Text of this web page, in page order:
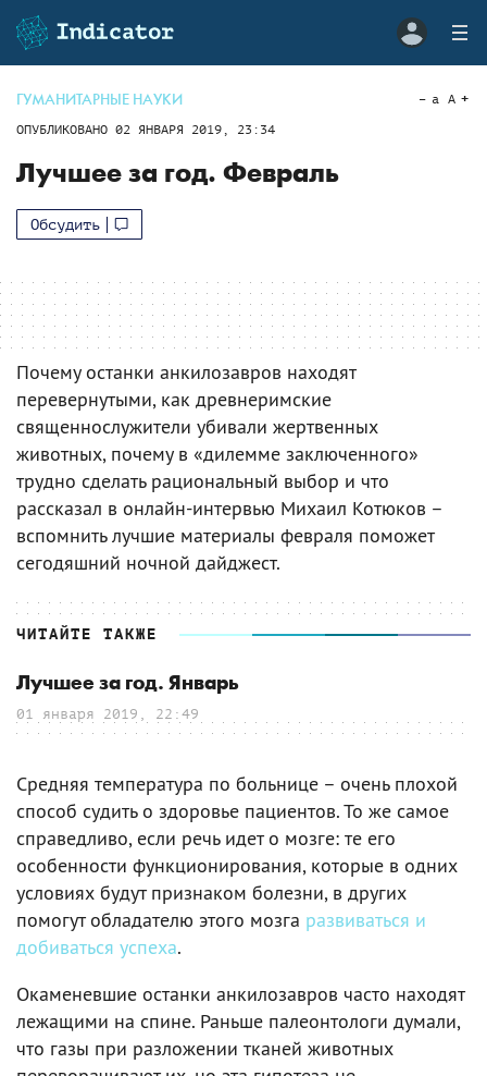
ГУМАНИТАРНЫЕ НАУКИ
ОПУБЛИКОВАНО 02 ЯНВАРЯ 2019, 23:34
a A
Лучшее за год. Февраль
Обсудить
Почему останки анкилозавров находят
перевернутыми, как древнеримские
священнослужители убивали жертвенных
животных, почему в «дилемме заключенного»
трудно сделать рациональный выбор и что
рассказал в онлайн-интервью Михаил Котюков –
вспомнить лучшие материалы февраля поможет
сегодяшний ночной дайджест.
ЧИТАЙТЕ ТАКЖЕ
Лучшее за год. Январь
01 января 2019, 22:49
Средняя температура по больнице – очень плохой
способ судить о здоровье пациентов. То же самое
справедливо, если речь идет о мозге: те его
особенности функционирования, которые в одних
условиях будут признаком болезни, в других
помогут обладателю этого мозга развиваться и
добиваться успеха.
Окаменевшие останки анкилозавров часто находят
лежащими на спине. Раньше палеонтологи думали,
что газы при разложении тканей животных